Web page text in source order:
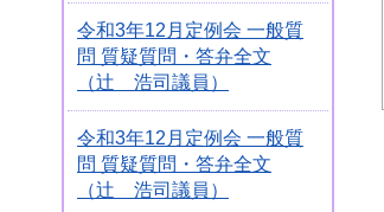
令和3年12月定例会 一般質
問 質疑質問・答弁全文
（辻 浩司議員）
令和3年12月定例会 一般質
問 質疑質問・答弁全文
（辻 浩司議員）